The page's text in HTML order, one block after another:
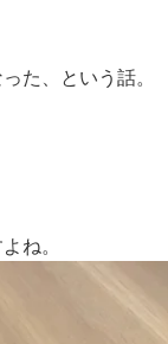
た、という話。
ね。